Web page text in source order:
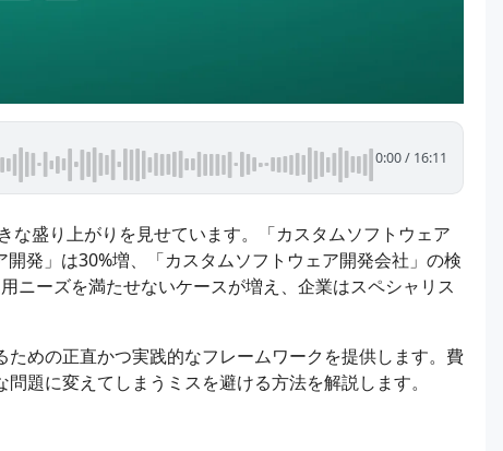
0:00/ 16:11
盛り上がりを見せています。「カスタムソフトウェア
発」は30%増、「カスタムソフトウェア開発会社」の検
ニーズを満たせないケースが増え、企業はスペシャリス
めの正直かつ実践的なフレームワークを提供します。費
題に変えてしまうミスを避ける方法を解説します。